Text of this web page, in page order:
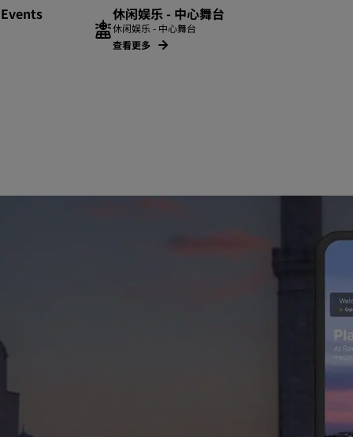
休闲娱乐 - 中心舞台
休闲娱乐 - 中心舞台
查看更多